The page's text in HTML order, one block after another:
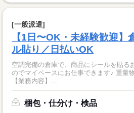
[一般派遣]
【1日〜OK・未経験歓迎】
ル貼り／日払いOK
空調完備の倉庫で、商品にシールを貼る
のでマイペースにお仕事できます♪ 重量
【業務内容】...
梱包・仕分け・検品